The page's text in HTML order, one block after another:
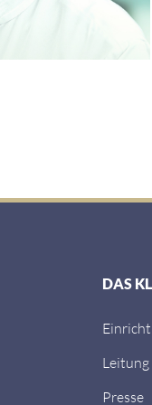
DAS
Presse